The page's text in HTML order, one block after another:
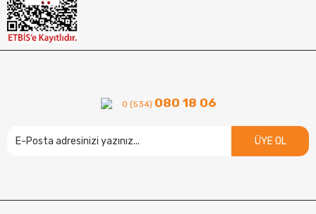
0 (534) 080 18 06
ÜYE OL